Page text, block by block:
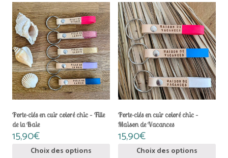
Porte-clés en cuir coloré chic – Fille
de la Baie
15,90€
Choix des options
Ce
produit
a
plusieurs
variations.
Les
options
peuvent
être
choisies
sur
la
page
du
produit
Porte-clés en cuir coloré chic –
Maison de Vacances
15,90€
Choix des options
Ce
produit
a
plusieurs
variations.
Les
options
peuvent
être
choisies
sur
la
page
du
produit